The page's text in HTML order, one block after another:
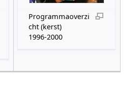
Programmaoverzi
cht (kerst)
1996-2000